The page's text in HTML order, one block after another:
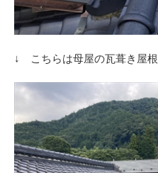
↓ こちらは母屋の瓦葺き屋根